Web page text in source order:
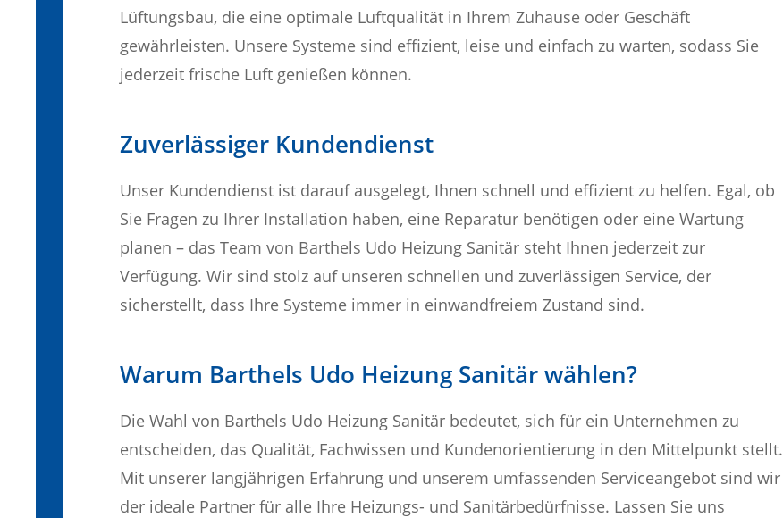
Lüftungsbau, die eine optimale Luftqualität in Ihrem Zuhause oder Geschäft
gewährleisten. Unsere Systeme sind effizient, leise und einfach zu warten, sodass Sie
jederzeit frische Luft genießen können.
Zuverlässiger Kundendienst
Unser Kundendienst ist darauf ausgelegt, Ihnen schnell und effizient zu helfen. Egal, ob
Sie Fragen zu Ihrer Installation haben, eine Reparatur benötigen oder eine Wartung
planen – das Team von Barthels Udo Heizung Sanitär steht Ihnen jederzeit zur
Verfügung. Wir sind stolz auf unseren schnellen und zuverlässigen Service, der
sicherstellt, dass Ihre Systeme immer in einwandfreiem Zustand sind.
Warum Barthels Udo Heizung Sanitär wählen?
Die Wahl von Barthels Udo Heizung Sanitär bedeutet, sich für ein Unternehmen zu
entscheiden, das Qualität, Fachwissen und Kundenorientierung in den Mittelpunkt stellt.
Mit unserer langjährigen Erfahrung und unserem umfassenden Serviceangebot sind wir
der ideale Partner für alle Ihre Heizungs- und Sanitärbedürfnisse. Lassen Sie uns